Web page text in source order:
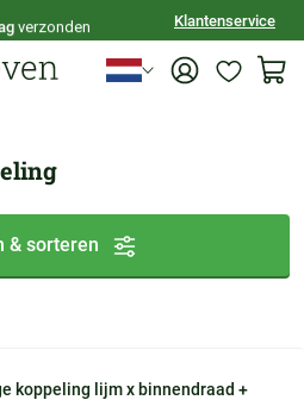
verzonden Klantenservice
& sorteren
koppeling lijm x binnendraad +